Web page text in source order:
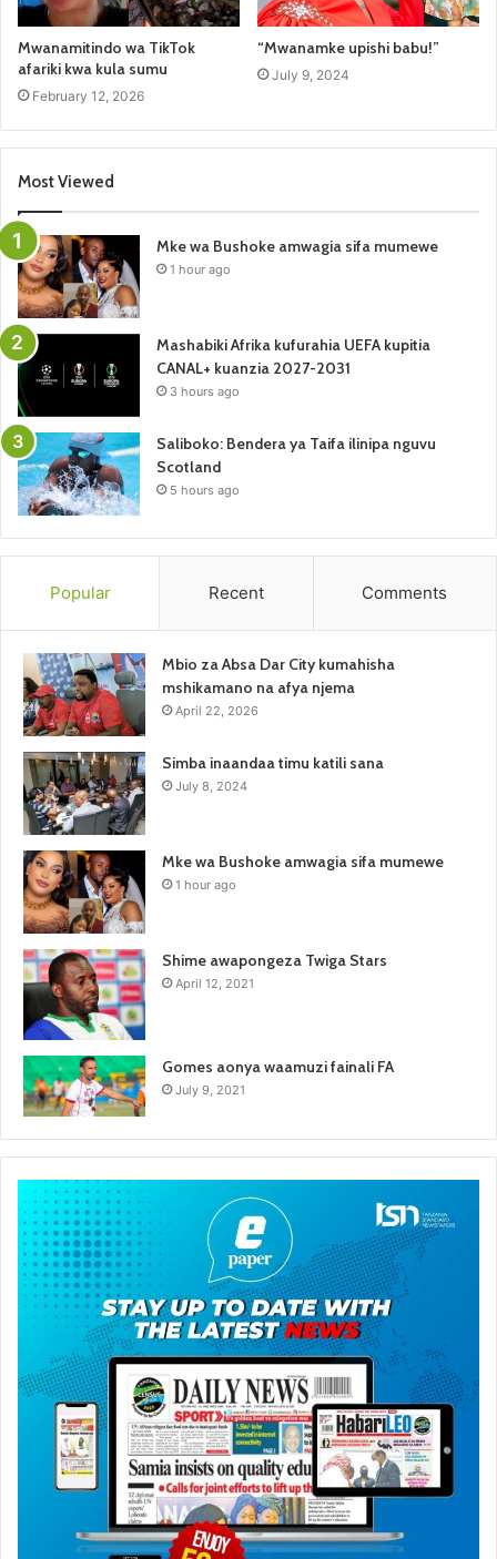
Mwanamitindo wa TikTok
afariki kwa kula sumu
February 12, 2026
“Mwanamke upishi babu!”
July 9, 2024
Most Viewed
Mke wa Bushoke amwagia sifa mumewe
1 hour ago
Mashabiki Afrika kufurahia UEFA kupitia
CANAL+ kuanzia 2027-2031
3 hours ago
Saliboko: Bendera ya Taifa ilinipa nguvu
Scotland
5 hours ago
Popular Recent Comments
Mbio za Absa Dar City kumahisha
mshikamano na afya njema
April 22, 2026
Simba inaandaa timu katili sana
July 8, 2024
Mke wa Bushoke amwagia sifa mumewe
1 hour ago
Shime awapongeza Twiga Stars
April 12, 2021
Gomes aonya waamuzi fainali FA
July 9, 2021